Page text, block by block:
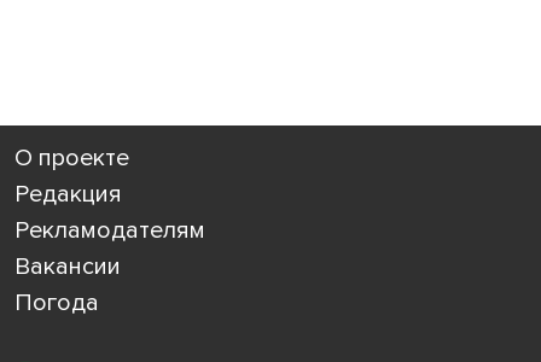
О проекте
Редакция
Рекламодателям
Вакансии
Погода